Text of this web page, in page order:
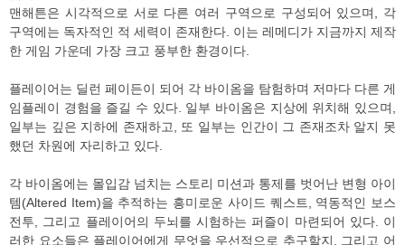
맨해튼은 시각적으로 서로 다른 여러 구역으로 구성되어 있으며, 각
구역에는 독자적인 적 세력이 존재한다. 이는 레메디가 지금까지 제작
한 게임 가운데 가장 크고 풍부한 환경이다.
플레이어는 딜런 페이든이 되어 각 바이옴을 탐험하며 저마다 다른 게
임플레이 경험을 즐길 수 있다. 일부 바이옴은 지상에 위치해 있으며,
일부는 깊은 지하에 존재하고, 또 일부는 인간이 그 존재조차 알지 못
했던 차원에 자리하고 있다.
각 바이옴에는 몰입감 넘치는 스토리 미션과 통제를 벗어난 변형 아이
템(Altered Item)을 추적하는 흥미로운 사이드 퀘스트, 역동적인 보스
전투, 그리고 플레이어의 두뇌를 시험하는 퍼즐이 마련되어 있다. 이
러한 요소들은 플레이어에게 무엇을 우선적으로 추구할지, 그리고 어